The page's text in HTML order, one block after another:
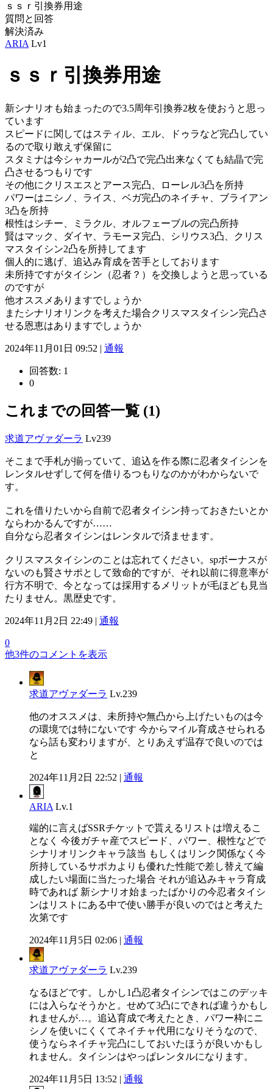
ｓｓｒ引換券用途
質問と回答
解決済み
ARIA Lv1
ｓｓｒ引換券用途
新シナリオも始まったので3.5周年引換券2枚を使おうと思っ
ています
スピードに関してはスティル、エル、ドゥラなど完凸してい
るので取り敢えず保留に
スタミナは今シャカールが2凸で完凸出来なくても結晶で完
凸させるつもりです
その他にクリスエスとアース完凸、ローレル3凸を所持
パワーはニシノ、ライス、ベガ完凸のネイチャ、ブライアン
3凸を所持
根性はシチー、ミラクル、オルフェーブルの完凸所持
賢はマック、ダイヤ、ラモーヌ完凸、シリウス3凸、クリス
マスタイシン2凸を所持してます
個人的に逃げ、追込み育成を苦手としております
未所持ですがタイシン（忍者？）を交換しようと思っている
のですが
他オススメありますでしょうか
またシナリオリンクを考えた場合クリスマスタイシン完凸さ
せる恩恵はありますでしょうか
2024年11月01日 09:52 | 通報
回答数: 1
0
これまでの回答一覧 (1)
求道アヴァダーラ Lv239
そこまで手札が揃っていて、追込を作る際に忍者タイシンを
レンタルせずして何を借りるつもりなのかがわからないで
す。
これを借りたいから自前で忍者タイシン持っておきたいとか
ならわかるんですが……
自分なら忍者タイシンはレンタルで済ませます。
クリスマスタイシンのことは忘れてください。spボーナスが
ないのも賢さサポとして致命的ですが、それ以前に得意率が
行方不明で、今となっては採用するメリットが毛ほども見当
たりません。黒歴史です。
2024年11月2日 22:49 | 通報
0
他3件のコメントを表示
求道アヴァダーラ Lv.239
他のオススメは、未所持や無凸から上げたいものは今
の環境では特にないです 今からマイル育成させられる
なら話も変わりますが、とりあえず温存で良いのでは
と
2024年11月2日 22:52 | 通報
ARIA Lv.1
端的に言えばSSRチケットで貰えるリストは増えるこ
となく 今後ガチャ産でスピード、パワー、根性などで
シナリオリンクキャラ該当 もしくはリンク関係なく今
所持しているサポカよりも優れた性能で差し替えて編
成したい場面に当たった場合 それが追込みキャラ育成
時であれば 新シナリオ始まったばかりの今忍者タイシ
ンはリストにある中で使い勝手が良いのではと考えた
次第です
2024年11月5日 02:06 | 通報
求道アヴァダーラ Lv.239
なるほどです。しかし1凸忍者タイシンではこのデッキ
には入らなそうかと。せめて3凸にできれば違うかもし
れませんが…。追込育成で考えたとき、パワー枠にニ
シノを使いにくくてネイチャ代用になりそうなので、
使うならネイチャ完凸にしておいたほうが良いかもし
れません。タイシンはやっぱレンタルになります。
2024年11月5日 13:52 | 通報